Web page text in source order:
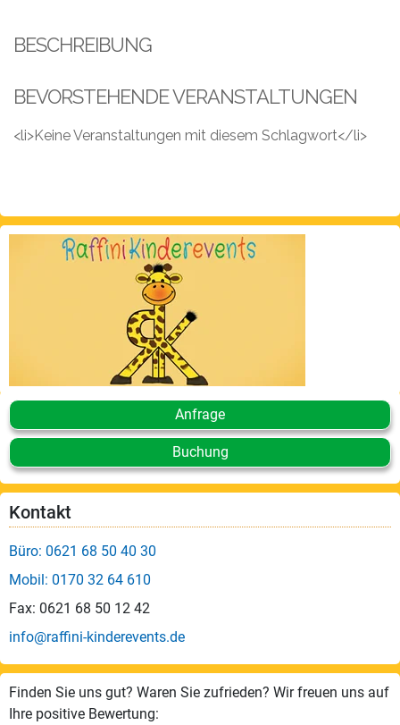
Über
Fotos,
Events
Referenzen
BESCHREIBUNG
BEVORSTEHENDE VERANSTALTUNGEN
<li>Keine Veranstaltungen mit diesem Schlagwort</li>
Anfrage
Buchung
Kontakt
Büro: 0621 68 50 40 30
Mobil: 0170 32 64 610
Fax: 0621 68 50 12 42
info@raffini-kinderevents.de
Finden Sie uns gut? Waren Sie zufrieden? Wir freuen uns auf
Ihre positive Bewertung: